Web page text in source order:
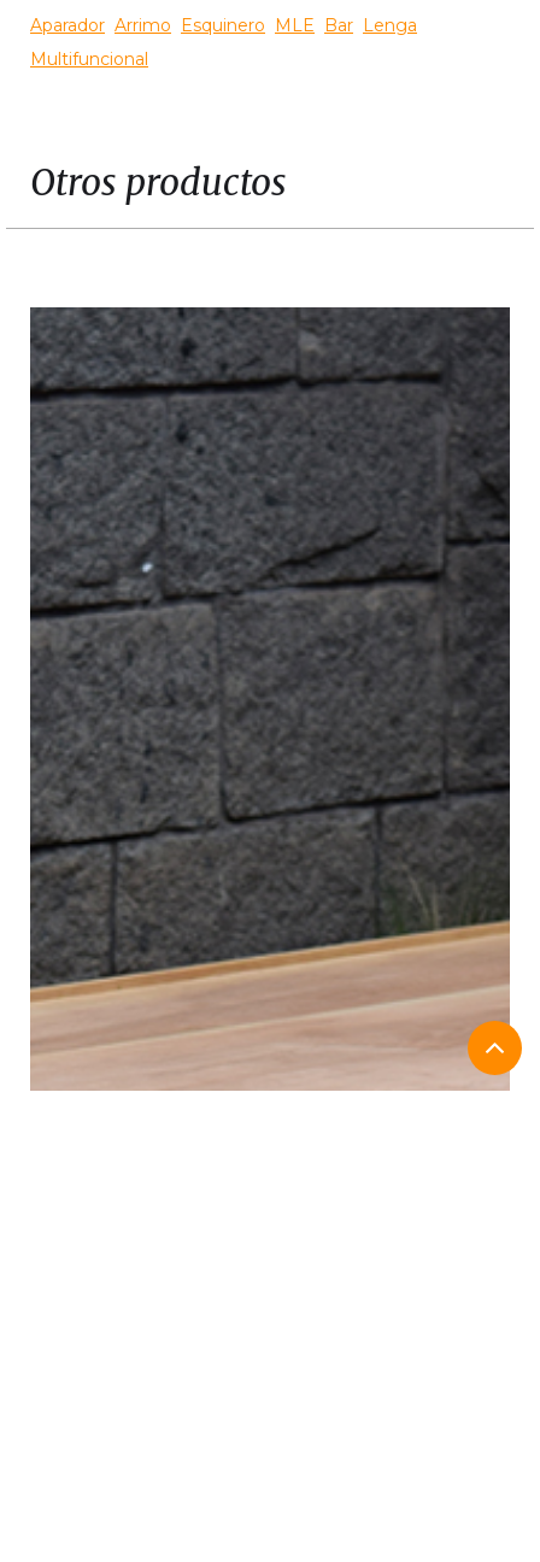
Aparador Arrimo Esquinero MLE Bar
Lenga
Multifuncional
Otros productos